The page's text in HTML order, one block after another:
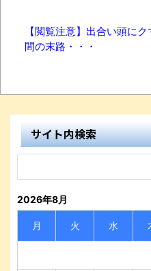
【閲覧注意】出合い頭に
間の末路・・・
サイト内検索
2026年8月
月 火 水